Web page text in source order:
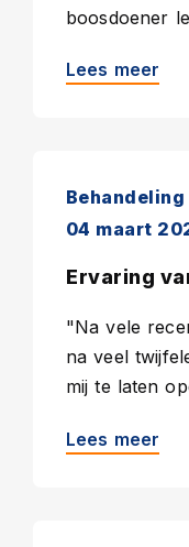
boosdoener
Lees meer
04 maart
Ervaring
"Na vele
na veel
mij te laten
Lees meer